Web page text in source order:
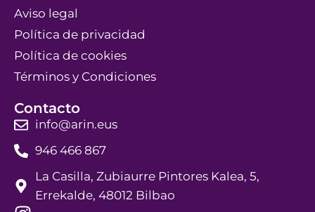
Aviso legal
Política de privacidad
Política de cookies
Términos y Condiciones
Contacto
info@arin.eus
946 466 867
La Casilla, Zubiaurre Pintores Kalea, 5,
Errekalde, 48012 Bilbao